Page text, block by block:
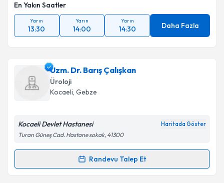
En Yakın Saatler
Yarın
13:30
Yarın
14:00
Yarın
14:30 Daha Fazla
Uzm. Dr. Barış Çalışkan
Üroloji
Kocaeli, Gebze
Kocaeli Devlet Hastanesi Haritada Göster
Turan Güneş Cad. Hastane sokak, 41300
Randevu Talep Et
Randevu Takvimi Talebi